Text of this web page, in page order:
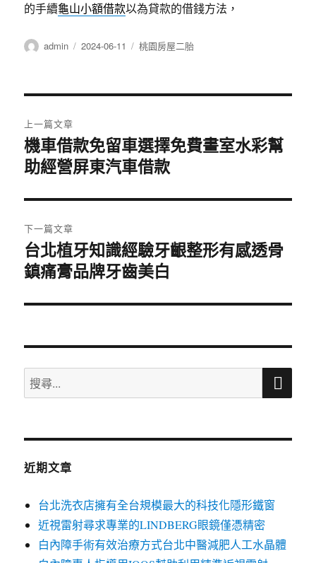
的手續龜山小額借款以為貸款的借錢方法，
作
admin
發
2024-06-11
分
桃園房屋二胎
章
導
覽
上一篇文章
上
一
文
章:
機車借款免留車選擇免費畫室水彩幫
助經營屏東汽車借款
下一篇文章
下
一
文
台北植牙知識經驗牙齦整形有感透骨
鎮痛膏品牌牙齒美白
搜
尋
鍵
搜
近期文章
台北洗衣店擁有全台規模最大的科技化隱形鐵窗
近視雷射尋求專業的LINDBERG眼鏡僅憑精密
白內障手術有效治療方式台北中醫減肥人工水晶體